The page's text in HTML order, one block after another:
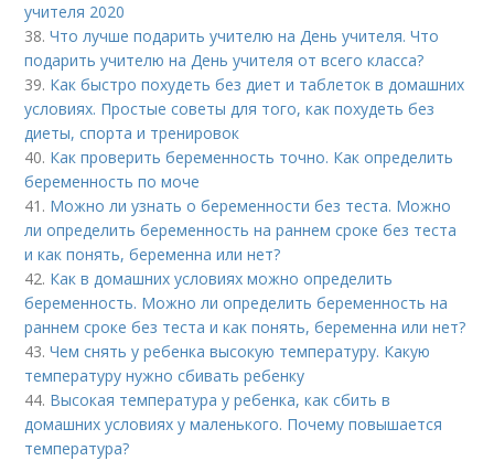
учителя 2020
38.Что лучше подарить учителю на День учителя. Что
подарить учителю на День учителя от всего класса?
39. Как быстро похудеть без диет и таблеток в домашних
условиях. Простые советы для того, как похудеть без
диеты, спорта и тренировок
40. Как проверить беременность точно. Как определить
беременность по моче
41. Можно ли узнать о беременности без теста. Можно
ли определить беременность на раннем сроке без теста
и как понять, беременна или нет?
42. Как в домашних условиях можно определить
беременность. Можно ли определить беременность на
раннем сроке без теста и как понять, беременна или нет?
43.Чем снять у ребенка высокую температуру. Какую
температуру нужно сбивать ребенку
44. Высокая температура у ребенка, как сбить в
домашних условиях у маленького. Почему повышается
температура?